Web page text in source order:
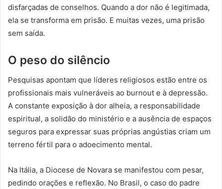
disfarçadas de conselhos. Quando a dor não é legitimada,
ela se transforma em prisão. E muitas vezes, uma prisão
sem saída.
O peso do silêncio
Pesquisas apontam que líderes religiosos estão entre os
profissionais mais vulneráveis ao burnout e à depressão.
A constante exposição à dor alheia, a responsabilidade
espiritual, a solidão do ministério e a ausência de espaços
seguros para expressar suas próprias angústias criam um
terreno fértil para o adoecimento mental.
Na Itália, a Diocese de Novara se manifestou com pesar,
pedindo orações e reflexão. No Brasil, o caso do padre